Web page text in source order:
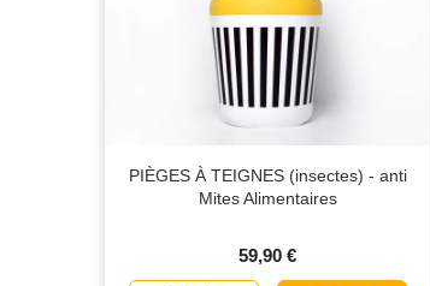
PIÈGES À TEIGNES (insectes) - anti
Mites Alimentaires
59,90 €